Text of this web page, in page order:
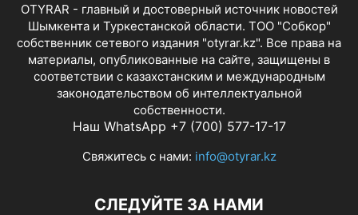
OTYRAR - главный и достоверный источник новостей
Шымкента и Туркестанской области. ТОО "Собкор"
собственник сетевого издания "otyrar.kz". Все права на
материалы, опубликованные на сайте, защищены в
соответствии с казахстанским и международным
законодательством об интеллектуальной
собственности.
Наш WhatsApp +7 (700) 577-17-17
Свяжитесь с нами: info@otyrar.kz
СЛЕДУЙТЕ ЗА НАМИ